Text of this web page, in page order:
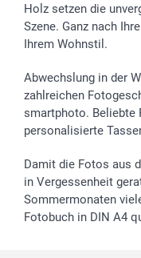
Holz setzen die
Szene. Ganz nach
Ihrem Wohnstil.
Abwechslung in der
zahlreichen
smartphoto. Beliebte
personalisierte
Damit die Fotos aus
in Vergessenheit
Sommermonaten
Fotobuch in DIN A4